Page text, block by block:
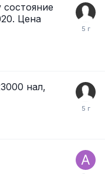
состояниe
Цена
нал,